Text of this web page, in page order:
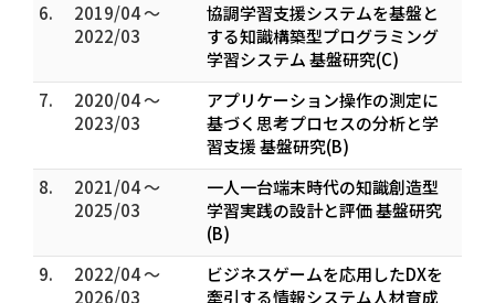
6.
2019/04 ～
2022/03
協調学習支援システムを基盤と
する知識構築型プログラミング
学習システム 基盤研究(C)
7.
2020/04 ～
2023/03
アプリケーション操作の測定に
基づく思考プロセスの分析と学
習支援 基盤研究(B)
8.
2021/04 ～
2025/03
一人一台端末時代の知識創造型
学習実践の設計と評価 基盤研究
(B)
9.
2022/04 ～
2026/03
ビジネスゲームを応用したDXを
牽引する情報システム人材育成